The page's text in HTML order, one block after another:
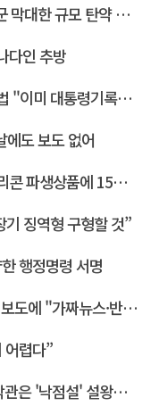
한 규모 탄약 보유"
다인 추방
대통령기록관 이관"
에도 보도 없어
생상품에 15% 관세
기 징역형 구형할 것”
행정명령 서명
에 "가짜뉴스·반역"
어렵다”
'낙점설' 설왕설래